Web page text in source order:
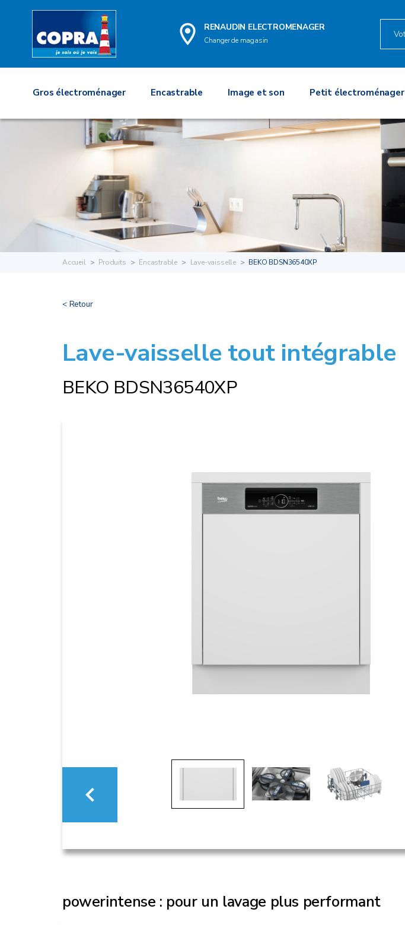
RENAUDIN ELECTROMENAGER
Changer de magasin
Gros électroménager Encastrable Image et son Petit électroménager
Accueil Produits Encastrable Lave-vaisselle BEKO BDSN36540XP
< Retour
Lave-vaisselle tout intégrable
BEKO BDSN36540XP
powerintense : pour un lavage plus performant